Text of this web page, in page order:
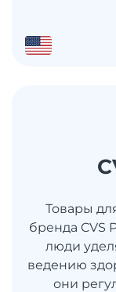
Товары
бренда CVS
люди
ведению
они